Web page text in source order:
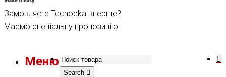
Замовляєте Tecnoeka вперше?
Маємо спеціальну пропозицію
Меню
Search